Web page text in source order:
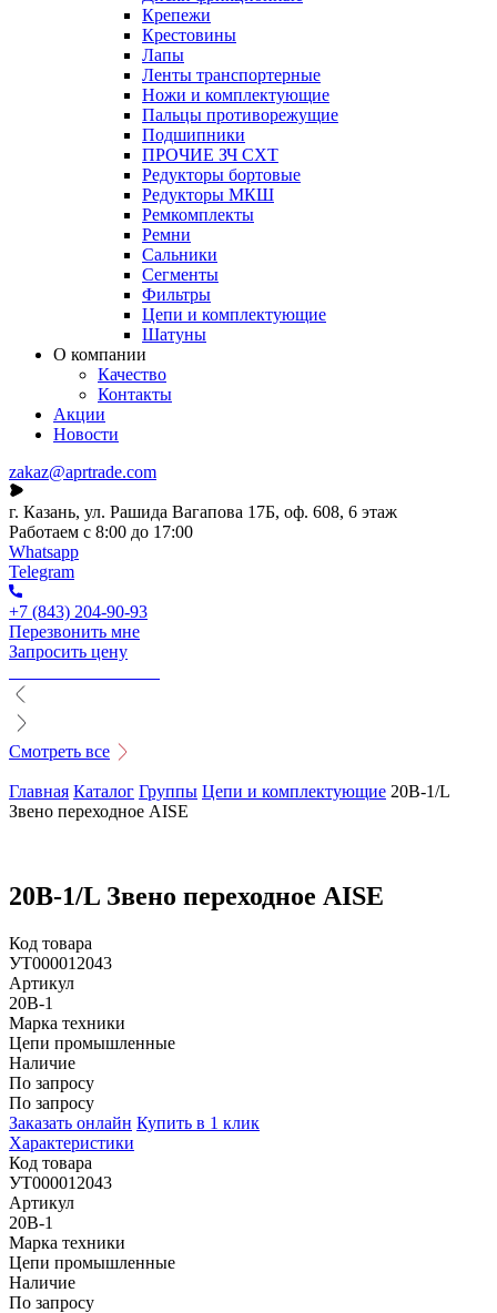
Крепежи
Крестовины
Лапы
Ленты транспортерные
Ножи и комплектующие
Пальцы противорежущие
Подшипники
ПРОЧИЕ ЗЧ СХТ
Редукторы бортовые
Редукторы МКШ
Ремкомплекты
Ремни
Сальники
Сегменты
Фильтры
Цепи и комплектующие
Шатуны
О компании
Качество
Контакты
Акции
Новости
zakaz@aprtrade.com
г. Казань, ул. Рашида Вагапова 17Б, оф. 608, 6 этаж
Работаем с 8:00 до 17:00
Whatsapp
Telegram
+7 (843) 204-90-93
Перезвонить мне
Запросить цену
Смотреть все
Главная Каталог Группы Цепи и комплектующие 20B-1/L
Звено переходное AISE
20B-1/L Звено переходное AISE
Код товара
УТ000012043
Артикул
20B-1
Марка техники
Цепи промышленные
Наличие
По запросу
По запросу
Заказать онлайн Купить в 1 клик
Характеристики
Код товара
УТ000012043
Артикул
20B-1
Марка техники
Цепи промышленные
Наличие
По запросу